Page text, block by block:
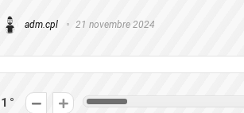
adm.cpl 21 novembre 2024
1